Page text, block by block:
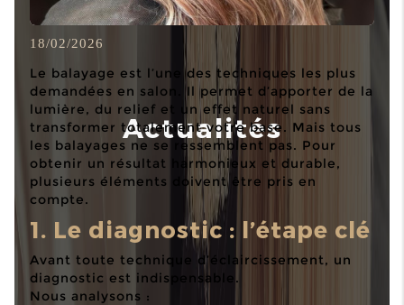
Actualités
18/02/2026
Le balayage est l’une des techniques les plus
demandées en salon. Il permet d’apporter de la
lumière, du relief et un effet naturel sans
transformer totalement votre base. Mais tous
les balayages ne se ressemblent pas. Pour
obtenir un résultat harmonieux et durable,
plusieurs éléments doivent être pris en
compte.
1. Le diagnostic : l’étape clé
Avant toute technique d’éclaircissement, un
diagnostic est indispensable.
Nous analysons :